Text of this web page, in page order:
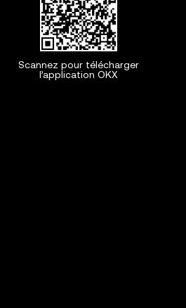
Scannez pour télécharger
l’application OKX